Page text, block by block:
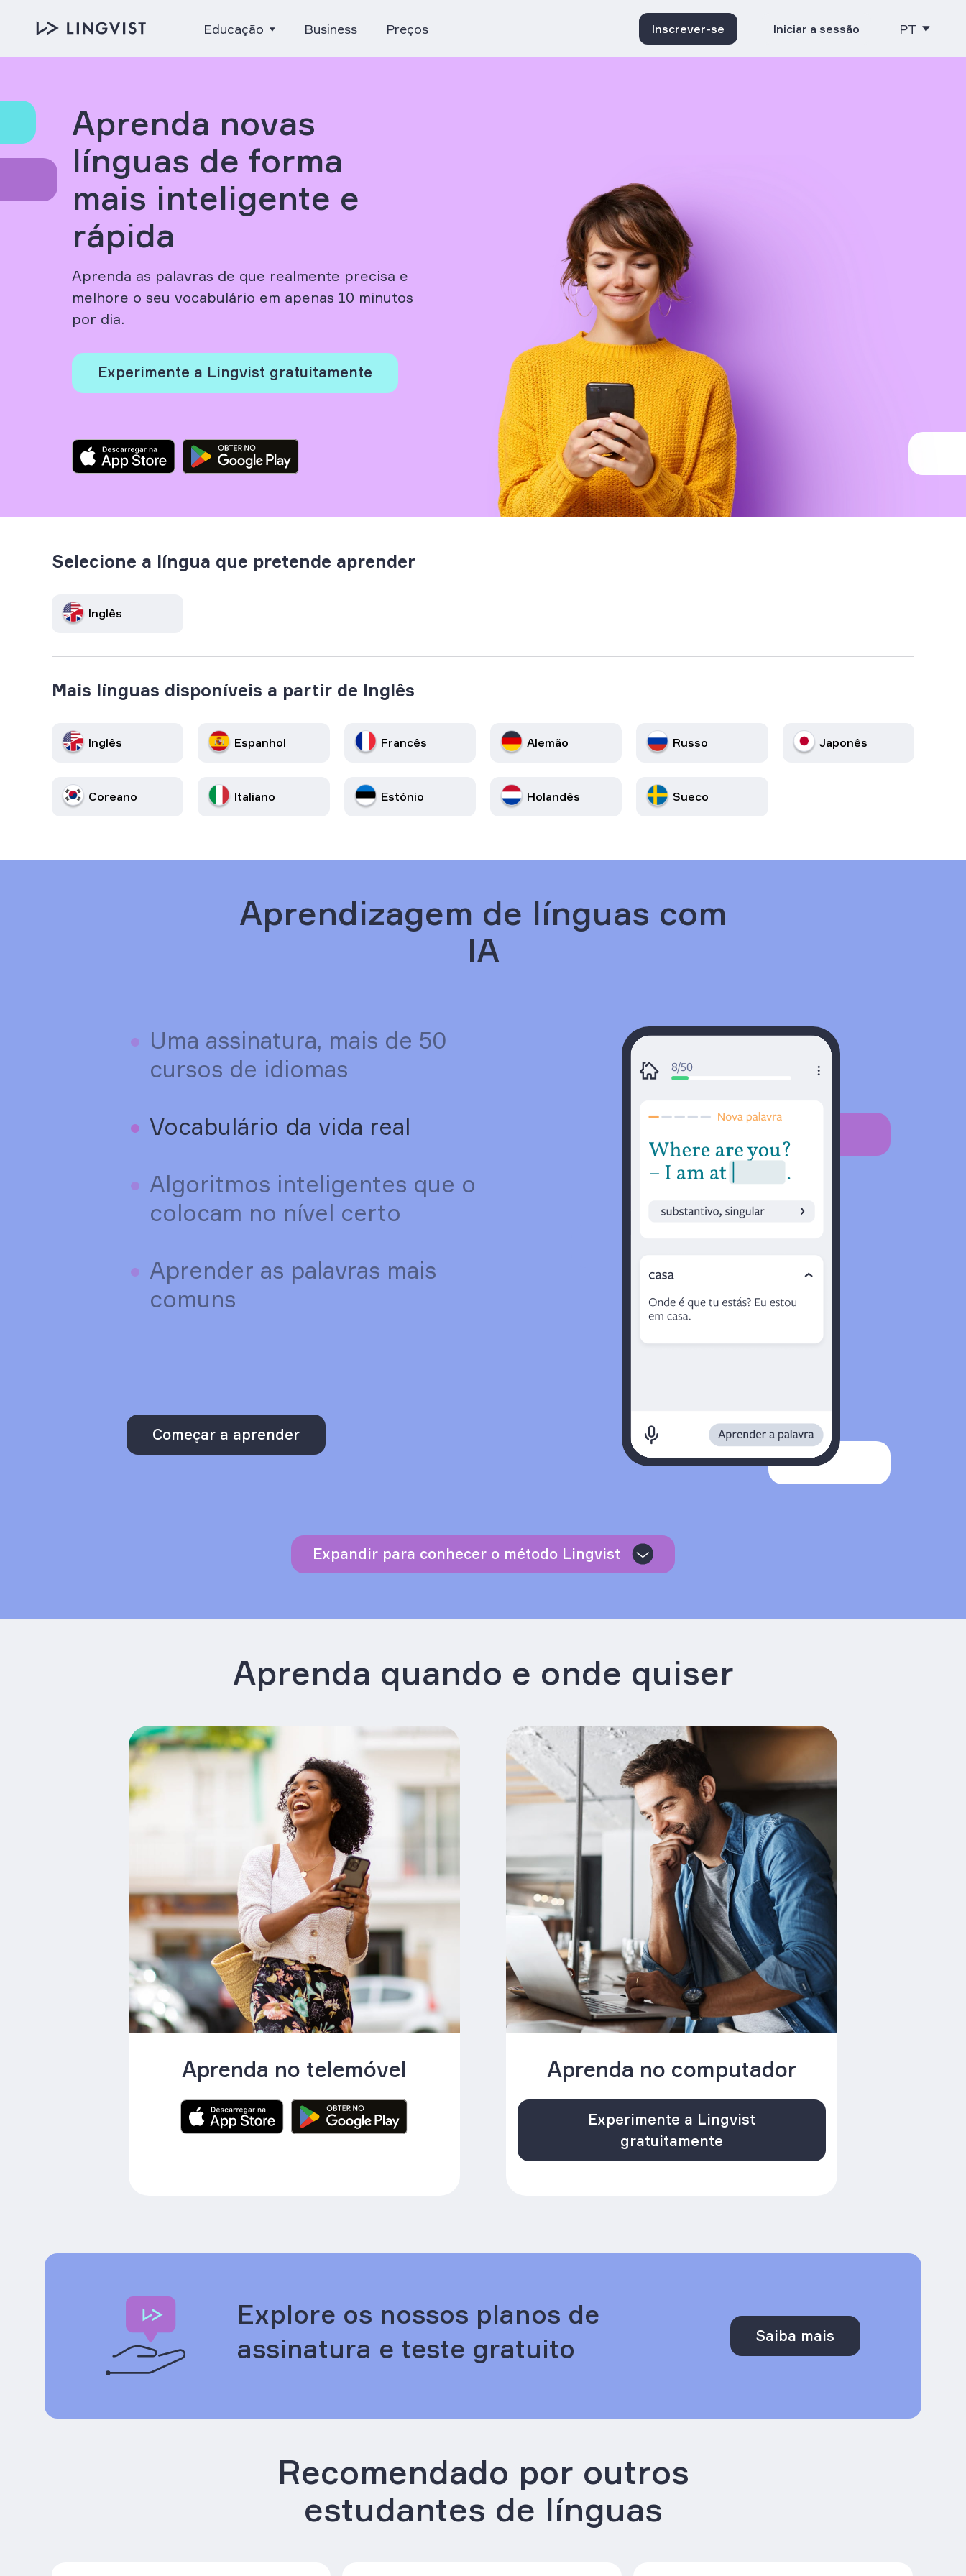
Educação Business Preços Inscrever-se Iniciar a sessão PT
Aprenda novas
línguas de forma
mais inteligente e
rápida
Aprenda as palavras de que realmente precisa e
melhore o seu vocabulário em apenas 10 minutos
por dia.
Experimente a Lingvist gratuitamente
Selecione a língua que pretende aprender
Inglês
Mais línguas disponíveis a partir de Inglês
Inglês Espanhol Francês Alemão Russo Japonês
Coreano Italiano Estónio Holandês Sueco
Aprendizagem de línguas com
IA
Uma assinatura, mais de 50
cursos de idiomas
Vocabulário da vida real
Algoritmos inteligentes que o
colocam no nível certo
Aprender as palavras mais
comuns
Começar a aprender
Expandir para conhecer o método Lingvist
Aprenda quando e onde quiser
Aprenda no telemóvel Aprenda no computador
Experimente a Lingvist
gratuitamente
Explore os nossos planos de
assinatura e teste gratuito
Saiba mais
Recomendado por outros
estudantes de línguas